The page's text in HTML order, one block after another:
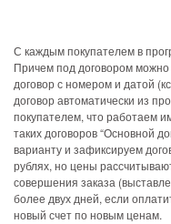
С каждым покупателем в
Причем под договором
договор с номером и датой
договор автоматически из
покупателем, что работаем
таких договоров “Основной
варианту и зафиксируем
рублях, но цены
совершения заказа
более двух дней, если
новый счет по новым ценам.